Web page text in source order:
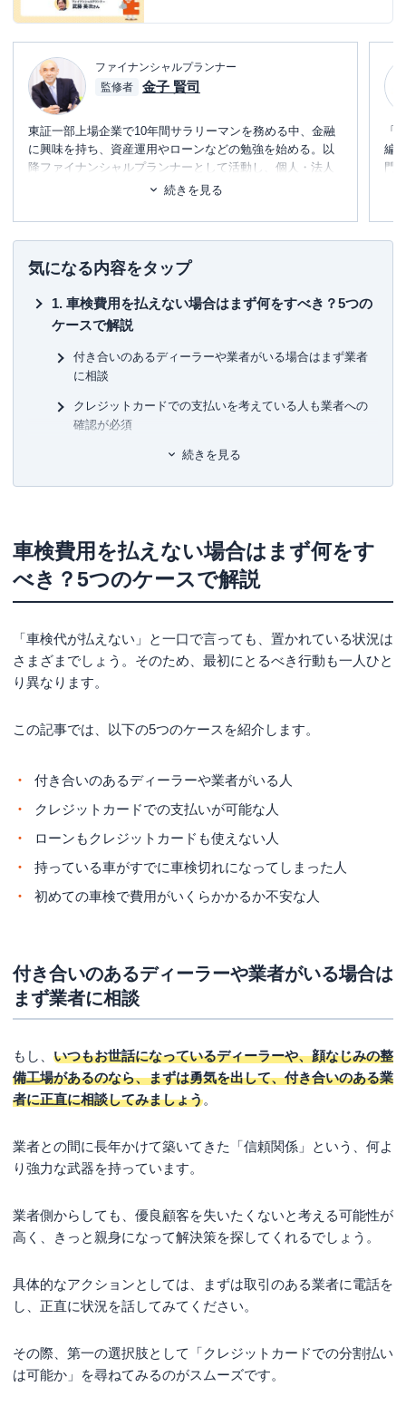
ファイナンシャルプランナー
監修者
金子 賢司
東証一部上場企業で10年間サラリーマンを務める中、金融
に興味を持ち、資産運用やローンなどの勉強を始める。以
降ファイナンシャルプランナーとして活動し、個人・法人
のお金に関する相談、北海道のテレビ番組のコメンテータ
フィットネス。健康とお金、豊かなライフスタイルを実
践・発信しています。
続きを見る
「
編
門
め
気になる内容をタップ
車検費用を払えない場合はまず何をすべき？5つの
ケースで解説
付き合いのあるディーラーや業者がいる場合はまず業者
に相談
クレジットカードでの支払いを考えている人も業者への
確認が必須
ローンもクレジットカードも無理なら車検費用そのもの
よう
車検費用の内訳や相場は？
車検費用が高くなる3つの理由
車検費用が払えない場合の対処法9選
クレジットカードでの分割払いにしてもらう
車検費用の支払いを後払いや分割払いにできるか交渉す
る
親族や知人からお金を借りる
一時抹消登録をして車の利用を一定期間やめる
車検が切れた車を放置してはいけない5つの理由と
対処法
法律違反で罰則が課せられる
自賠責保険の適用外になってしまう
事故を起こしたときの出費が高額になり自己破産につな
車検のための移動に手間や費用がかかる
税義務は発生し続ける
車検切れの車を車検業者に移動するためにはレッカーや
車検費用が支払えないときはどのように相談すべ
き？車検業者への伝え方を解説
支払い相談がしやすい業者の特徴とは？
続きを見る
車検費用を払えない場合はまず何をす
べき？5つのケースで解説
「車検代が払えない」と一口で言っても、置かれている状況は
さまざまでしょう。そのため、最初にとるべき行動も一人ひと
り異なります。
この記事では、以下の5つのケースを紹介します。
付き合いのあるディーラーや業者がいる人
クレジットカードでの支払いが可能な人
ローンもクレジットカードも使えない人
持っている車がすでに車検切れになってしまった人
初めての車検で費用がいくらかかるか不安な人
付き合いのあるディーラーや業者がいる場合は
まず業者に相談
もし、 いつもお世話になっているディーラーや、顔なじみの整
備工場があるのなら、まずは勇気を出して、付き合いのある業
者に正直に相談してみましょう。
業者との間に長年かけて築いてきた「信頼関係」という、何よ
り強力な武器を持っています。
業者側からしても、優良顧客を失いたくないと考える可能性が
高く、きっと親身になって解決策を探してくれるでしょう。
具体的なアクションとしては、まずは取引のある業者に電話を
し、正直に状況を話してみてください。
その際、第一の選択肢として「クレジットカードでの分割払い
は可能か」を尋ねてみるのがスムーズです。